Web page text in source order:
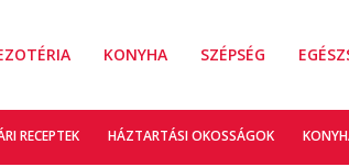
KONYHA SZÉPSÉG
RECEPTEK HÁZTARTÁSI OKOSSÁGOK